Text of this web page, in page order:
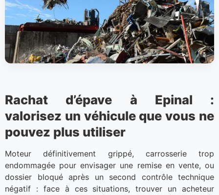
Rachat d’épave à Epinal :
valorisez un véhicule que vous ne
pouvez plus utiliser
Moteur définitivement grippé, carrosserie trop
endommagée pour envisager une remise en vente, ou
dossier bloqué après un second contrôle technique
négatif : face à ces situations, trouver un acheteur